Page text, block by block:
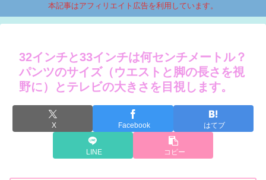
本記事はアフィリエイト広告を利用しています。
32インチと33インチは何センチメートル？
パンツのサイズ（ウエストと脚の長さを視
野に）とテレビの大きさを目視します。
X Facebook はてブ
LINE コピー